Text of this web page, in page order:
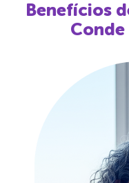
Benefícios
Conde